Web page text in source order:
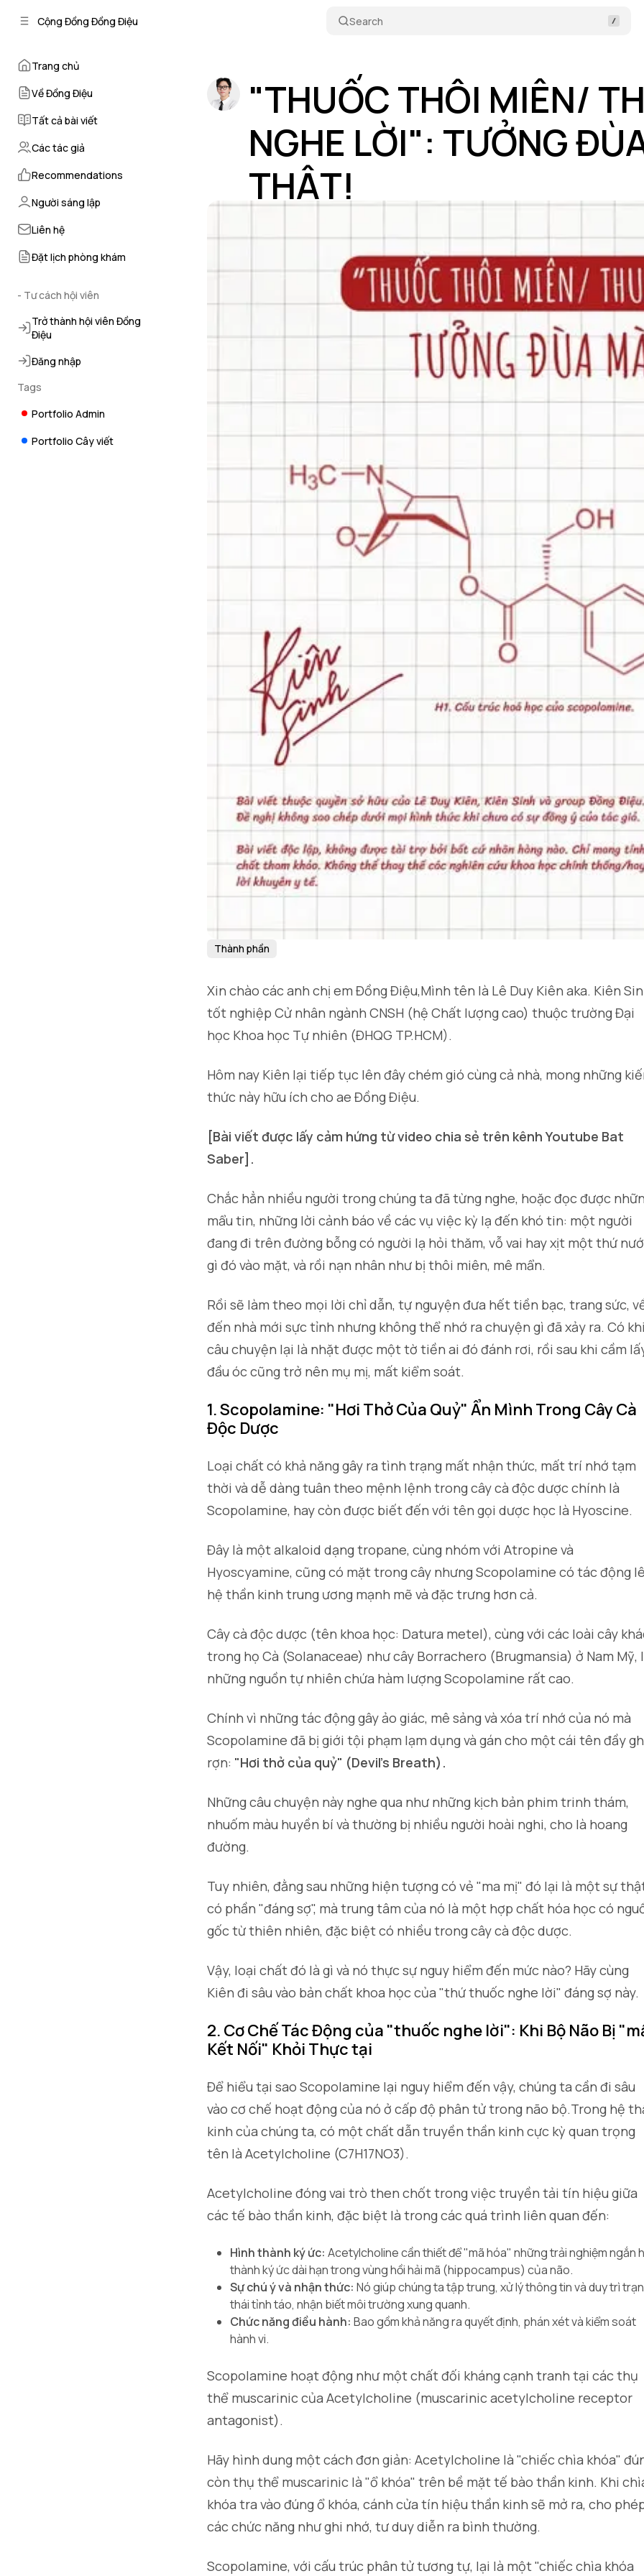
Cộng Đồng Đồng Điệu Search
Trang chủ
Về Đồng Điệu
Tất cả bài viết
Các tác giả
Recommendations
Người sáng lập
Liên hệ
Đặt lịch phòng khám
- Tư cách hội viên
Trở thành hội viên Đồng
Điệu
Đăng nhập
Tags
Portfolio Admin
Portfolio Cây viết
"THUỐC THÔI MIÊN/
NGHE LỜI": TƯỞNG
THẬT!
Thành phần
Xin chào các anh chị em Đồng Điệu,Mình tên là Lê Duy Kiên aka. Kiên
tốt nghiệp Cử nhân ngành CNSH (hệ Chất lượng cao) thuộc trường Đại
học Khoa học Tự nhiên (ĐHQG TP.HCM).
Hôm nay Kiên lại tiếp tục lên đây chém gió cùng cả nhà, mong những
thức này hữu ích cho ae Đồng Điệu.
[Bài viết được lấy cảm hứng từ video chia sẻ trên kênh Youtube Bat
Saber].
Chắc hẳn nhiều người trong chúng ta đã từng nghe, hoặc đọc được
mẩu tin, những lời cảnh báo về các vụ việc kỳ lạ đến khó tin: một người
đang đi trên đường bỗng có người lạ hỏi thăm, vỗ vai hay xịt một thứ
gì đó vào mặt, và rồi nạn nhân như bị thôi miên, mê mẩn.
Rồi sẽ làm theo mọi lời chỉ dẫn, tự nguyện đưa hết tiền bạc, trang sức,
đến nhà mới sực tỉnh nhưng không thể nhớ ra chuyện gì đã xảy ra. Có khi
câu chuyện lại là nhặt được một tờ tiền ai đó đánh rơi, rồi sau khi cầm
đầu óc cũng trở nên mụ mị, mất kiểm soát.
1. Scopolamine: "Hơi Thở Của Quỷ" Ẩn Mình Trong Cây Cà
Độc Dược
Loại chất có khả năng gây ra tình trạng mất nhận thức, mất trí nhớ tạm
thời và dễ dàng tuân theo mệnh lệnh trong cây cà độc dược chính là
Scopolamine, hay còn được biết đến với tên gọi dược học là Hyoscine.
Đây là một alkaloid dạng tropane, cùng nhóm với Atropine và
Hyoscyamine, cũng có mặt trong cây nhưng Scopolamine có tác động
hệ thần kinh trung ương mạnh mẽ và đặc trưng hơn cả.
Cây cà độc dược (tên khoa học: Datura metel), cùng với các loài cây
trong họ Cà (Solanaceae) như cây Borrachero (Brugmansia) ở Nam Mỹ,
những nguồn tự nhiên chứa hàm lượng Scopolamine rất cao.
Chính vì những tác động gây ảo giác, mê sảng và xóa trí nhớ của nó mà
Scopolamine đã bị giới tội phạm lạm dụng và gán cho một cái tên đầy
rợn: "Hơi thở của quỷ" (Devil's Breath).
Những câu chuyện này nghe qua như những kịch bản phim trinh thám,
nhuốm màu huyền bí và thường bị nhiều người hoài nghi, cho là hoang
đường.
Tuy nhiên, đằng sau những hiện tượng có vẻ "ma mị" đó lại là một sự
có phần "đáng sợ", mà trung tâm của nó là một hợp chất hóa học có
gốc từ thiên nhiên, đặc biệt có nhiều trong cây cà độc dược.
Vậy, loại chất đó là gì và nó thực sự nguy hiểm đến mức nào? Hãy cùng
Kiên đi sâu vào bản chất khoa học của "thứ thuốc nghe lời" đáng sợ này.
2. Cơ Chế Tác Động của "thuốc nghe lời": Khi Bộ Não Bị
Kết Nối" Khỏi Thực tại
Để hiểu tại sao Scopolamine lại nguy hiểm đến vậy, chúng ta cần đi sâu
vào cơ chế hoạt động của nó ở cấp độ phân tử trong não bộ.Trong hệ
kinh của chúng ta, có một chất dẫn truyền thần kinh cực kỳ quan trọng
tên là Acetylcholine (C7H17NO3).
Acetylcholine đóng vai trò then chốt trong việc truyền tải tín hiệu giữa
các tế bào thần kinh, đặc biệt là trong các quá trình liên quan đến:
Hình thành ký ức:Acetylcholine cần thiết để "mã hóa" những trải nghiệm ngắn
thành ký ức dài hạn trong vùng hồi hải mã (hippocampus) của não.
Sự chú ý và nhận thức: Nó giúp chúng ta tập trung, xử lý thông tin và duy trì
thái tỉnh táo, nhận biết môi trường xung quanh.
Chức năng điều hành:Bao gồm khả năng ra quyết định, phán xét và kiểm soát
hành vi.
Scopolamine hoạt động như một chất đối kháng cạnh tranh tại các thụ
thể muscarinic của Acetylcholine (muscarinic acetylcholine receptor
antagonist).
Hãy hình dung một cách đơn giản: Acetylcholine là "chiếc chìa khóa"
còn thụ thể muscarinic là "ổ khóa" trên bề mặt tế bào thần kinh. Khi
khóa tra vào đúng ổ khóa, cánh cửa tín hiệu thần kinh sẽ mở ra, cho
các chức năng như ghi nhớ, tư duy diễn ra bình thường.
Scopolamine, với cấu trúc phân tử tương tự, lại là một "chiếc chìa khóa